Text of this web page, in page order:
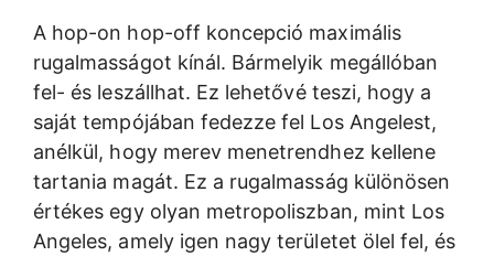
A hop-on hop-off koncepció maximális
rugalmasságot kínál. Bármelyik megállóban
fel- és leszállhat. Ez lehetővé teszi, hogy a
saját tempójában fedezze fel Los Angelest,
anélkül, hogy merev menetrendhez kellene
tartania magát. Ez a rugalmasság különösen
értékes egy olyan metropoliszban, mint Los
Angeles, amely igen nagy területet ölel fel, és